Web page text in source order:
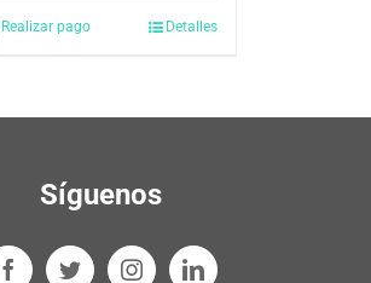
Realizar pago Detalles
Síguenos